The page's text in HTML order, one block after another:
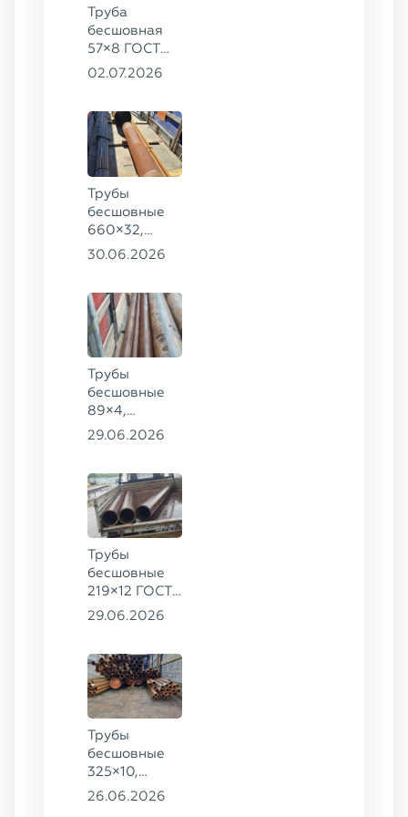
Труба
бесшовная
57×8 ГОСТ
8732-78
02.07.2026
Трубы
бесшовные
660×32,
426×28,
8732-78
сталь 09Г2С
30.06.2026
Трубы
бесшовные
89×4,
203×20,
09Г2С
29.06.2026
Трубы
бесшовные
219×12 ГОСТ
8732-78, ст.
29.06.2026
Трубы
бесшовные
325×10,
102×4, 83×8,
26.06.2026